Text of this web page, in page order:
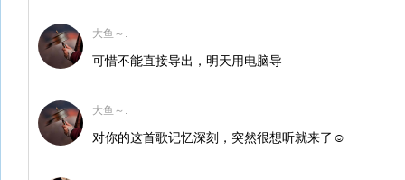
大鱼～.
可惜不能直接导出，明天用电脑导
大鱼～.
对你的这首歌记忆深刻，突然很想听就来了☺